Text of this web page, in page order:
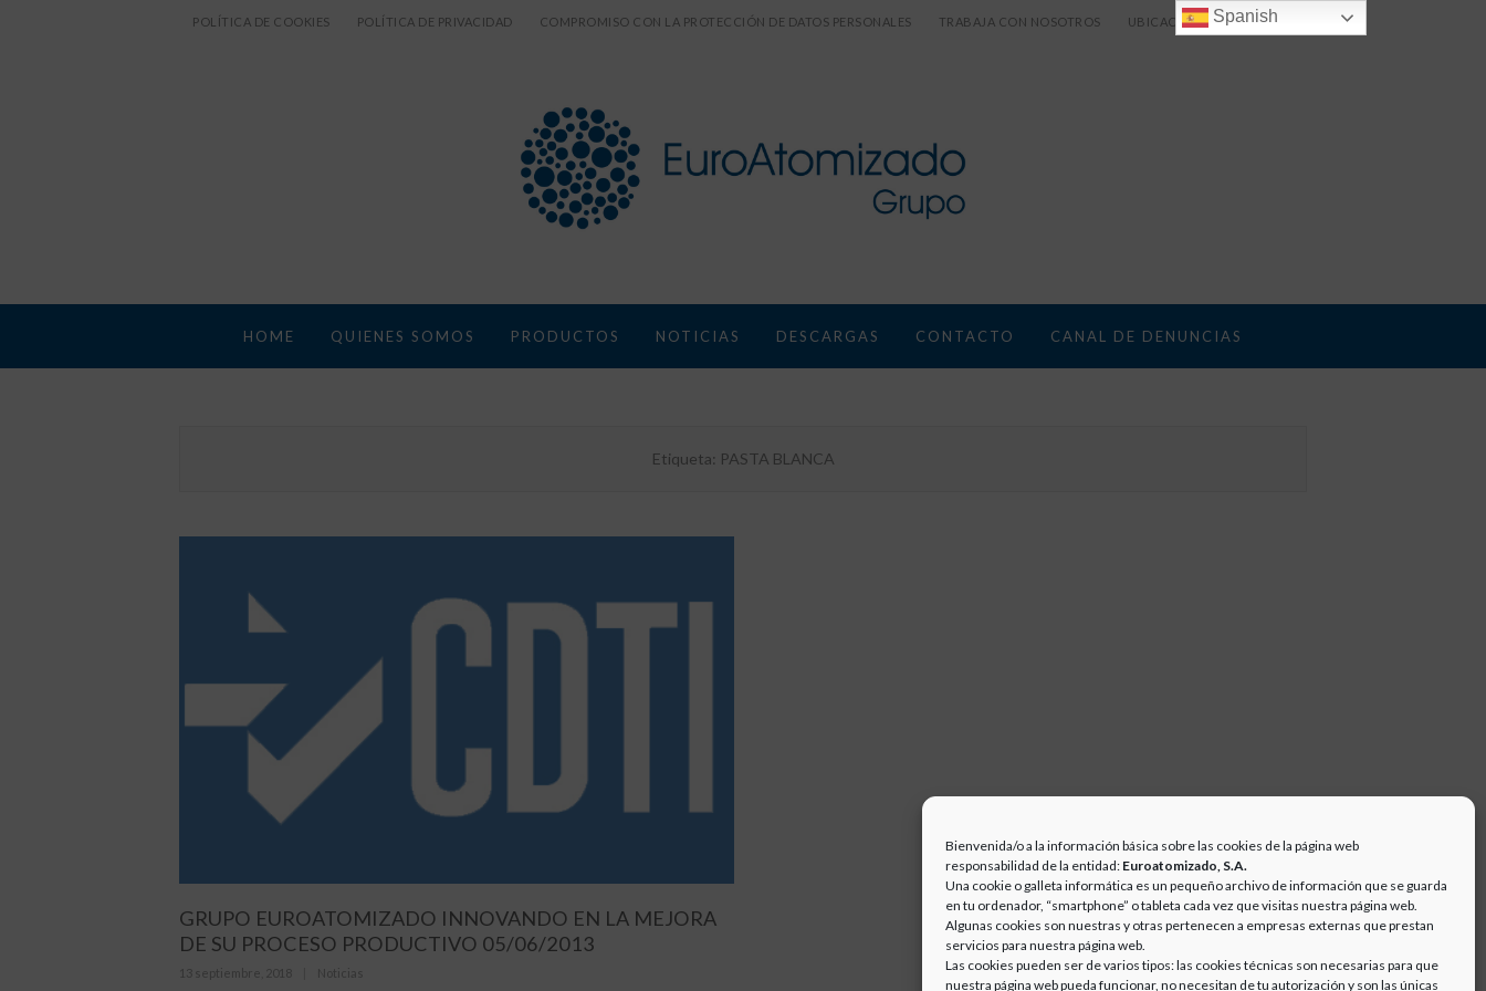
Bienvenida/o a la información básica sobre las cookies de la página web
responsabilidad de la entidad: Euroatomizado, S.A.
Una cookie o galleta informática es un pequeño archivo de información que se guarda
en tu ordenador, “smartphone” o tableta cada vez que visitas nuestra página web.
Algunas cookies son nuestras y otras pertenecen a empresas externas que prestan
servicios para nuestra página web.
Las cookies pueden ser de varios tipos: las cookies técnicas son necesarias para que
nuestra página web pueda funcionar, no necesitan de tu autorización y son las únicas
POLÍTICA DE COOKIES POLÍTICA DE PRIVACIDAD COMPROMISO CON LA PROTECCIÓN DE DATOS PERSONALES TRABAJA CON NOSOTROS UBICACIÓN
HOME QUIENES SOMOS PRODUCTOS NOTICIAS DESCARGAS CONTACTO CANAL DE DENUNCIAS
Etiqueta: PASTA BLANCA
GRUPO EUROATOMIZADO INNOVANDO EN LA MEJORA
DE SU PROCESO PRODUCTIVO 05/06/2013
Posted
13 septiembre, 2018 Categories
Noticias
Spanish